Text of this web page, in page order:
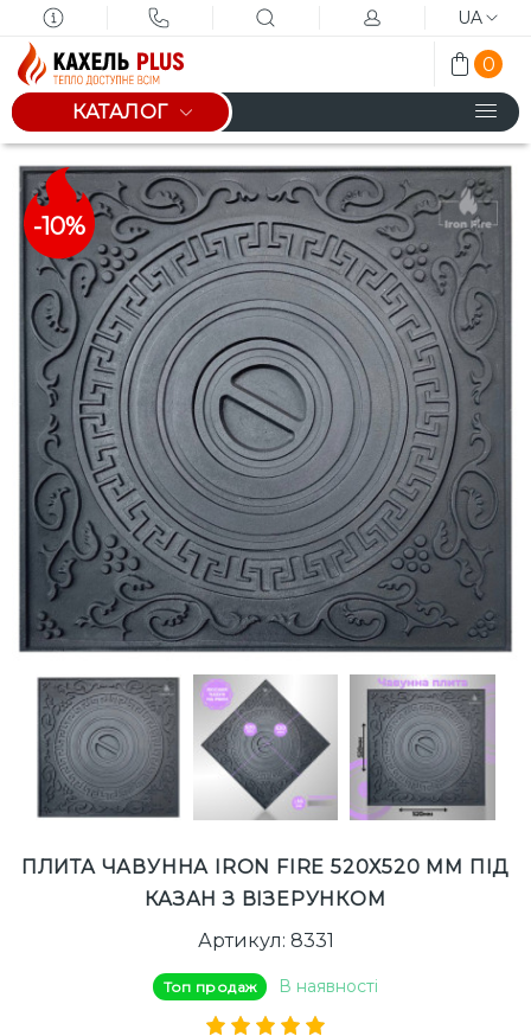
UA
0
КАТАЛОГ
-10%
ПЛИТА ЧАВУННА IRON FIRE 520Х520 ММ ПІД
КАЗАН З ВІЗЕРУНКОМ
Артикул: 8331
Топ продаж В наявності